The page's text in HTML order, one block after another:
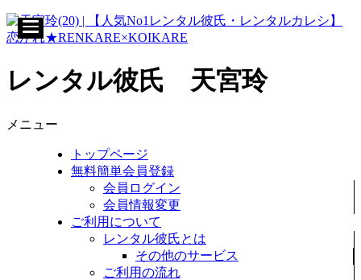
レンタル彼氏 天宮玲
メニュー
トップページ
無料簡単会員登録
会員ログイン
会員情報変更
ご利用について
レンタル彼氏とは
その他のサービス
ご利用の流れ